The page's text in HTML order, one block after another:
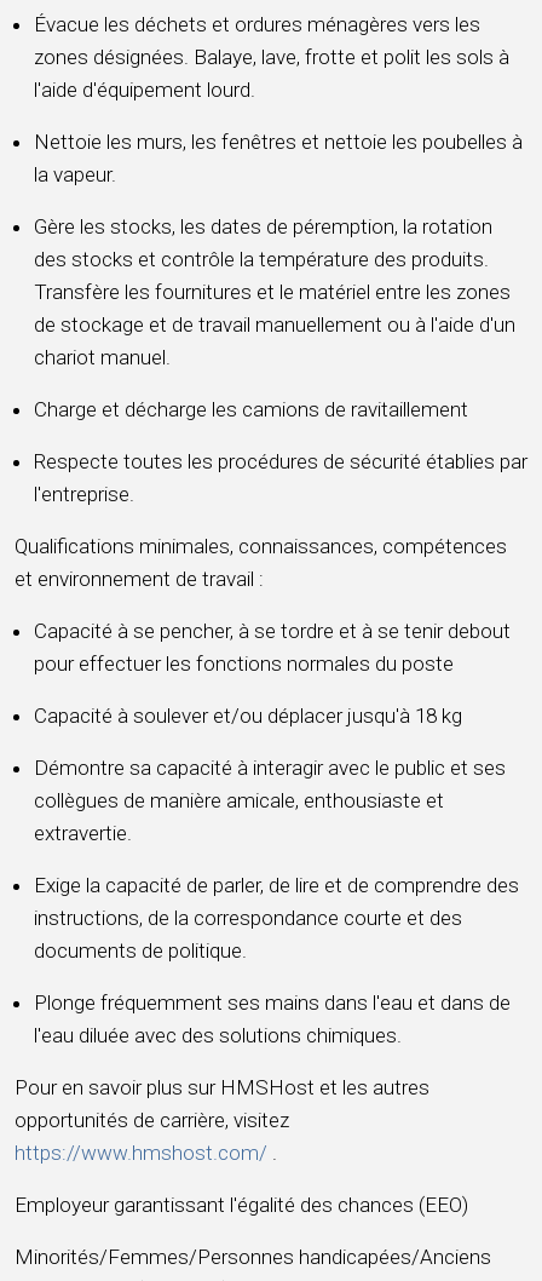
Évacue les déchets et ordures ménagères vers les
zones désignées. Balaye, lave, frotte et polit les sols à
l'aide d'équipement lourd.
Nettoie les murs, les fenêtres et nettoie les poubelles à
la vapeur.
Gère les stocks, les dates de péremption, la rotation
des stocks et contrôle la température des produits.
Transfère les fournitures et le matériel entre les zones
de stockage et de travail manuellement ou à l'aide d'un
chariot manuel.
Charge et décharge les camions de ravitaillement
Respecte toutes les procédures de sécurité établies par
l'entreprise.
Qualifications minimales, connaissances, compétences
et environnement de travail :
Capacité à se pencher, à se tordre et à se tenir debout
pour effectuer les fonctions normales du poste
Capacité à soulever et/ou déplacer jusqu'à 18 kg
Démontre sa capacité à interagir avec le public et ses
collègues de manière amicale, enthousiaste et
extravertie.
Exige la capacité de parler, de lire et de comprendre des
instructions, de la correspondance courte et des
documents de politique.
Plonge fréquemment ses mains dans l'eau et dans de
l'eau diluée avec des solutions chimiques.
Pour en savoir plus sur HMSHost et les autres
opportunités de carrière, visitez
https://www.hmshost.com/
Employeur garantissant l'égalité des chances (EEO)
Minorités/Femmes/Personnes handicapées/Anciens